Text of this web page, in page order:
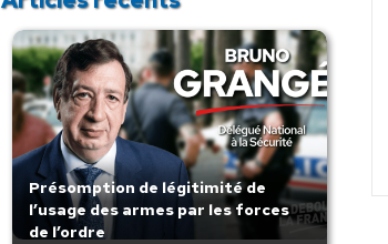
Présomption de légitimité de
l’usage des armes par les forces
de l’ordre